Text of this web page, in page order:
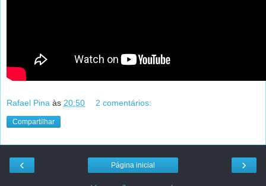
Rafael Pina às 20:50 2 comentários:
Compartilhar
‹ ›
Página inicial